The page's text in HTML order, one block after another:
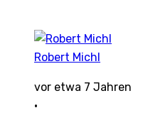
Robert Michl
vor etwa 7 Jahren
·